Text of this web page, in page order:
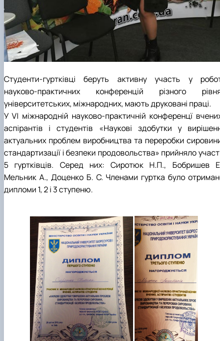
Студенти-гуртківці беруть активну участь у
науково-практичних конференцій різного
університетських, міжнародних, мають друковані праці.
У VІ міжнародній науково-практичній конференцї
аспірантів і студентів «Наукові здобутки у
актуальних проблем виробництва та переробки
стандартизації і безпеки продовольства» прийняло
5 гуртківців. Серед них: Сиротюк Н.П., Бобришев
Мельник А., Доценко Б. С. Членами гуртка було
дипломи 1, 2 і 3 ступеню.